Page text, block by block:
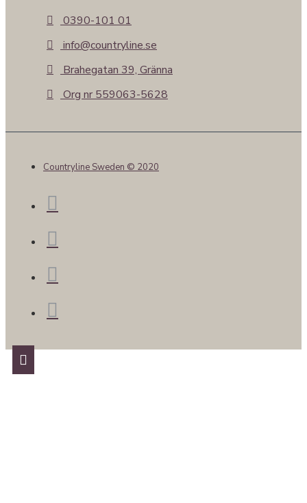
0390-101 01
info@countryline.se
Brahegatan 39, Gränna
Org nr 559063-5628
Countryline Sweden © 2020